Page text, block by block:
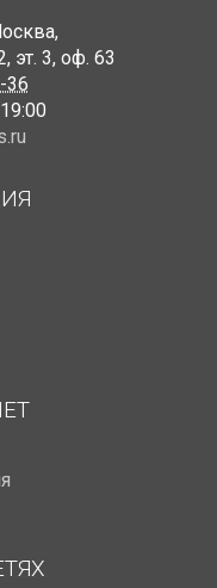
,
, эт. 3, оф. 63
36